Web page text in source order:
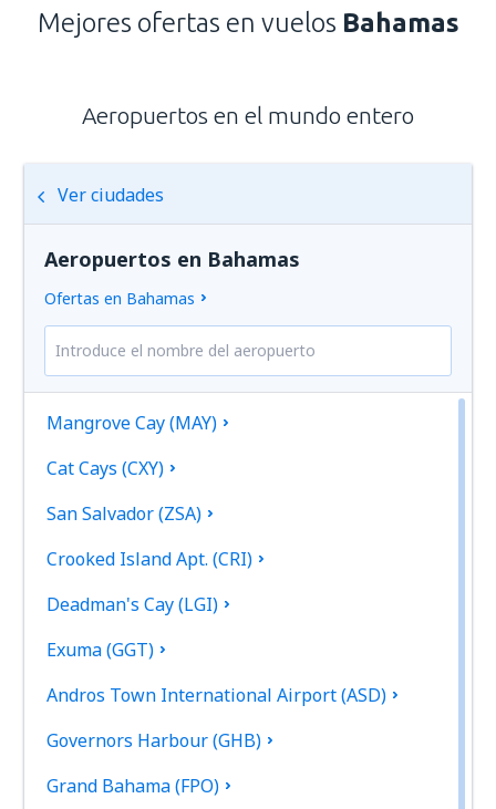
Mejores ofertas en vuelos Bahamas
Aeropuertos en el mundo entero
Ver ciudades
Aeropuertos en Bahamas
Ofertas en Bahamas
Mangrove Cay (MAY)
Cat Cays (CXY)
San Salvador (ZSA)
Crooked Island Apt. (CRI)
Deadman's Cay (LGI)
Exuma (GGT)
Andros Town International Airport (ASD)
Governors Harbour (GHB)
Grand Bahama (FPO)